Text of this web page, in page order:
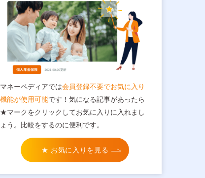
マネーペディアでは会員登録不要でお気に入り
機能が使用可能です！気になる記事があったら
★マークをクリックしてお気に入りに入れまし
ょう。比較をするのに便利です。
★ お気に入りを見る